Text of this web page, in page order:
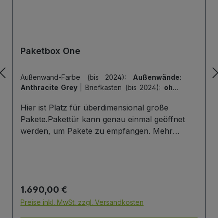
Paketbox One
Außenwand-Farbe (bis 2024): Außenwände:
Anthracite Grey
Briefkasten (bis 2024): ohne
Hintertür | Tiefe der Paketbox (bis 2024):
cm Außenmaß (Standard) | Tür-Farbe (bis
2024):Tür: Anthracite Grey
Hier ist Platz für überdimensional große
Pakete.Pakettür kann genau einmal geöffnet
werden, um Pakete zu empfangen. Mehr
Die Tür wird immer mit einem Halbzylinder
ausgestattet. Das heißt, Sie können den selben
Regulärer Preis:
1.690,00 €
Preise inkl. MwSt. zzgl. Versandkosten